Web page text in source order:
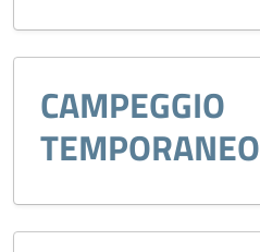
CAMPEGGIO
TEMPORANEO